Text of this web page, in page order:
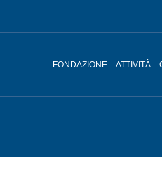
FONDAZIONE ATTIVITÀ